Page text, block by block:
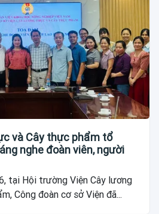
và Cây thực phẩm tổ
nghe đoàn viên, người
tại Hội trường Viện Cây lương
Công đoàn cơ sở Viện đã...